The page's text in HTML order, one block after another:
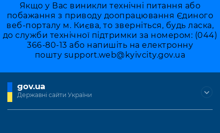
Якщо у Вас виникли технічні питання або
побажання з приводу доопрацювання Єдиного
веб-порталу м. Києва, то зверніться, будь ласка,
до служби технічної підтримки за номером: (044)
366-80-13 або напишіть на електронну
пошту support.web@kyivcity.gov.ua
gov.ua
Державні сайти України